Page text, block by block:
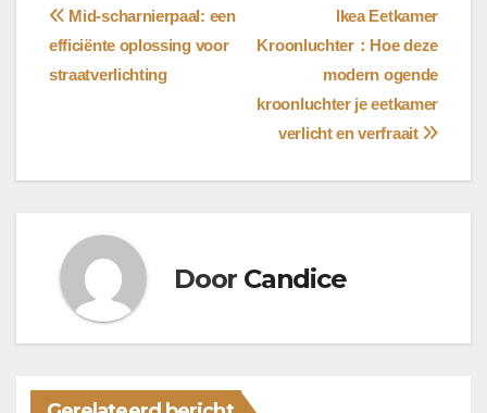
Bericht
navigatie
Ikea Eetkamer
Kroonluchter：Hoe deze
modern ogende
kroonluchter je eetkamer
verlicht en verfraait
Mid-scharnierpaal: een
efficiënte oplossing voor
straatverlichting
Door Candice